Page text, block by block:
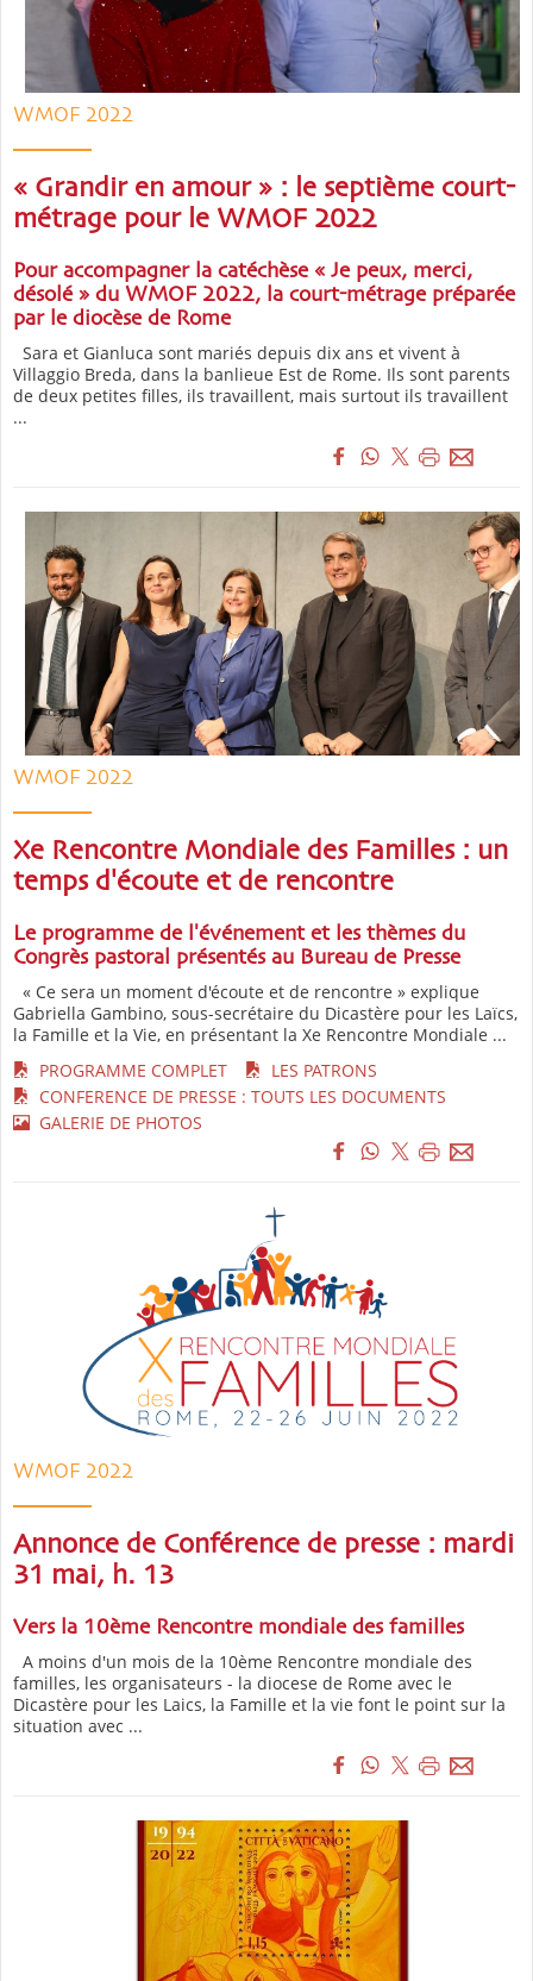
WMOF 2022
« Grandir en amour » : le septième court-
métrage pour le WMOF 2022
Pour accompagner la catéchèse « Je peux, merci,
désolé » du WMOF 2022, la court-métrage préparée
par le diocèse de Rome
Sara et Gianluca sont mariés depuis dix ans et vivent à
Villaggio Breda, dans la banlieue Est de Rome. Ils sont parents
de deux petites filles, ils travaillent, mais surtout ils travaillent
...
WMOF 2022
Xe Rencontre Mondiale des Familles : un
temps d'écoute et de rencontre
Le programme de l'événement et les thèmes du
Congrès pastoral présentés au Bureau de Presse
« Ce sera un moment d'écoute et de rencontre » explique
Gabriella Gambino, sous-secrétaire du Dicastère pour les Laïcs,
la Famille et la Vie, en présentant la Xe Rencontre Mondiale ...
PROGRAMME COMPLET
LES PATRONS
CONFERENCE DE PRESSE : TOUTS LES DOCUMENTS
GALERIE DE PHOTOS
WMOF 2022
Annonce de Conférence de presse : mardi
31 mai, h. 13
Vers la 10ème Rencontre mondiale des familles
A moins d'un mois de la 10ème Rencontre mondiale des
familles, les organisateurs - la diocese de Rome avec le
Dicastère pour les Laics, la Famille et la vie font le point sur la
situation avec ...